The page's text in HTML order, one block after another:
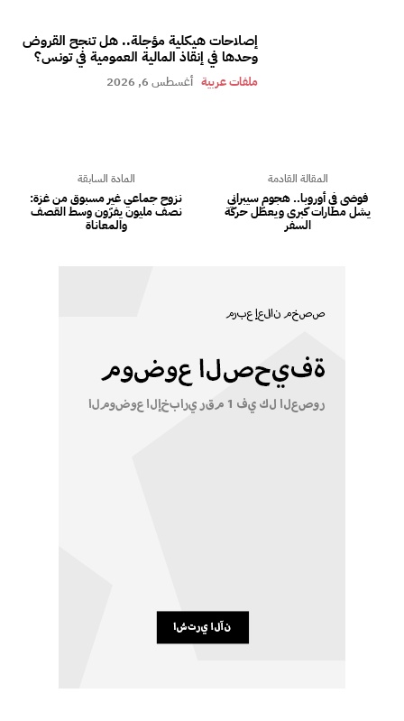
إصلاحات هيكلية مؤجلة.. هل تنجح القروض
وحدها في إنقاذ المالية العمومية في تونس؟
ملفات عربية أغسطس 6, 2026
المادة السابقة
نزوح جماعي غير مسبوق من غزة:
نصف مليون يفرّون وسط القصف
والمعاناة
المقالة القادمة
فوضى في أوروبا.. هجوم سيبراني
يشل مطارات كبرى ويعطّل حركة
السفر